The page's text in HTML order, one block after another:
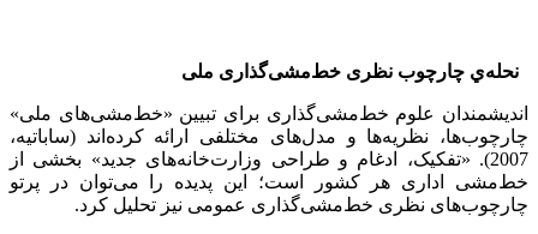
نحله‌ي چارچوب نظری خط‌مشی‌گذاری ملی
اندیشمندان علوم خط‌مشی‌گذاری برای تبیین «خط‌مشی‌های ملی»
چارچوب‌ها، نظریه‌ها و مدل‌های مختلفی ارائه کرده‌اند (ساباتيه،
2007). «تفکیک، ادغام و طراحی وزارت‌خانه‌های جدید» بخشی از
خط‌مشی اداری هر کشور است؛ این پدیده را می‌توان در پرتو
چارچوب‌های نظری خط‌مشی‌گذاری عمومی نیز تحلیل کرد.